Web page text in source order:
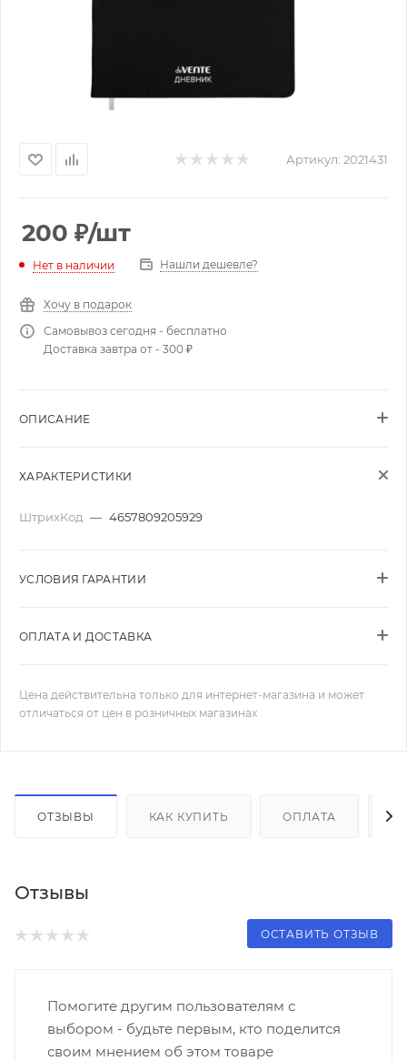
Артикул: 2021431
200 ₽/шт
Нет в наличии Нашли дешевле?
Хочу в подарок
Самовывоз сегодня - бесплатно
Доставка завтра от - 300 ₽
ОПИСАНИЕ
ХАРАКТЕРИСТИКИ
ШтрихКод — 4657809205929
УСЛОВИЯ ГАРАНТИИ
ОПЛАТА И ДОСТАВКА
Цена действительна только для интернет-магазина и может
отличаться от цен в розничных магазинах
ОТЗЫВЫ КАК КУПИТЬ ОПЛАТА
Отзывы
ОСТАВИТЬ ОТЗЫВ
Помогите другим пользователям с
выбором - будьте первым, кто поделится
своим мнением об этом товаре